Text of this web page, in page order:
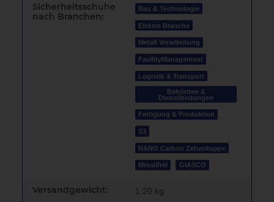
Sicherheitsschuhe
nach Branchen:
Bau & Technologie
Elektro Branche
Metall Verarbeitung
FacilityManagement
Logistik & Transport
Behörden &
Dienstleistungen
Fertigung & Produktion
S3
NANO Carbon Zehenkappe
Metallfrei GIASCO
Versandgewicht: 1,20 kg